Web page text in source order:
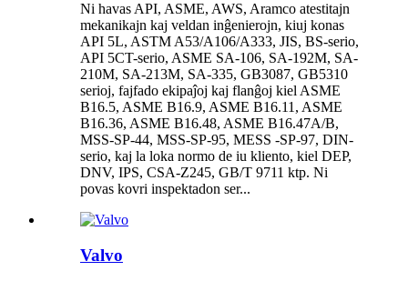
Ni havas API, ASME, AWS, Aramco atestitajn
mekanikajn kaj veldan inĝenierojn, kiuj konas
API 5L, ASTM A53/A106/A333, JIS, BS-serio,
API 5CT-serio, ASME SA-106, SA-192M, SA-
210M, SA-213M, SA-335, GB3087, GB5310
serioj, fajfado ekipaĵoj kaj flanĝoj kiel ASME
B16.5, ASME B16.9, ASME B16.11, ASME
B16.36, ASME B16.48, ASME B16.47A/B,
MSS-SP-44, MSS-SP-95, MESS -SP-97, DIN-
serio, kaj la loka normo de iu kliento, kiel DEP,
DNV, IPS, CSA-Z245, GB/T 9711 ktp. Ni
povas kovri inspektadon ser...
Valvo